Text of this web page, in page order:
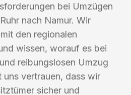
bei Umzügen
nach Namur. Wir
den regionalen
wissen, worauf es bei
reibungslosen Umzug
uns vertrauen, dass wir
sicher und